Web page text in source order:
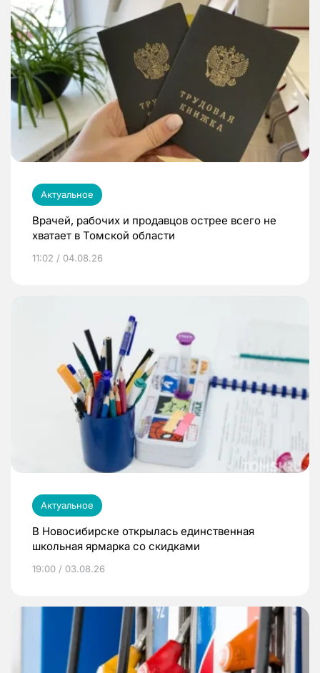
Актуальное
Врачей, рабочих и продавцов острее всего не
хватает в Томской области
11:02 / 04.08.26
Актуальное
В Новосибирске открылась единственная
школьная ярмарка со скидками
19:00 / 03.08.26